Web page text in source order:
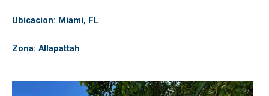
Ubicacion: Miami, FL
Zona: Allapattah